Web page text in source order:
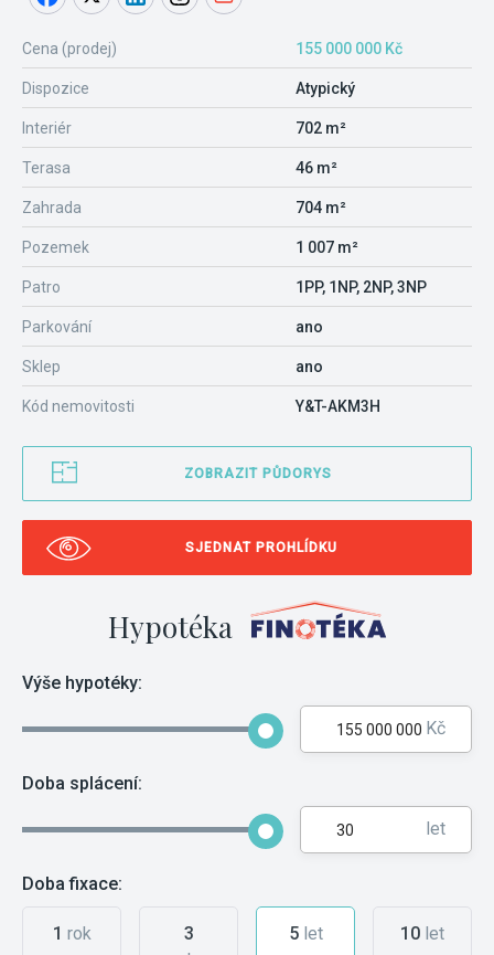
Cena (prodej) 155 000 000 Kč
Dispozice Atypický
Interiér 702 m²
Terasa 46 m²
Zahrada 704 m²
Pozemek 1 007 m²
Patro 1PP, 1NP, 2NP, 3NP
Parkování ano
Sklep ano
Kód nemovitosti Y&T-AKM3H
ZOBRAZIT PŮDORYS
SJEDNAT PROHLÍDKU
Hypotéka
Výše hypotéky:
Kč
Doba splácení:
let
Doba fixace:
1 rok
3
5let 10 let